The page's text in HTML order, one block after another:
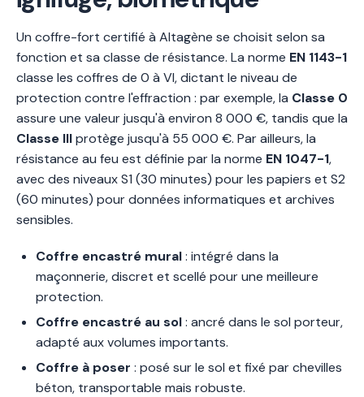
Un coffre-fort certifié à Altagène se choisit selon sa
fonction et sa classe de résistance. La norme EN 1143-1
classe les coffres de 0 à VI, dictant le niveau de
protection contre l'effraction : par exemple, la Classe 0
assure une valeur jusqu'à environ 8 000 €, tandis que la
Classe IIIprotège jusqu'à 55 000 €. Par ailleurs, la
résistance au feu est définie par la norme EN 1047-1,
avec des niveaux S1 (30 minutes) pour les papiers et S2
(60 minutes) pour données informatiques et archives
sensibles.
Coffre encastré mural: intégré dans la
maçonnerie, discret et scellé pour une meilleure
protection.
Coffre encastré au sol: ancré dans le sol porteur,
adapté aux volumes importants.
Coffre à poser : posé sur le sol et fixé par chevilles
béton, transportable mais robuste.